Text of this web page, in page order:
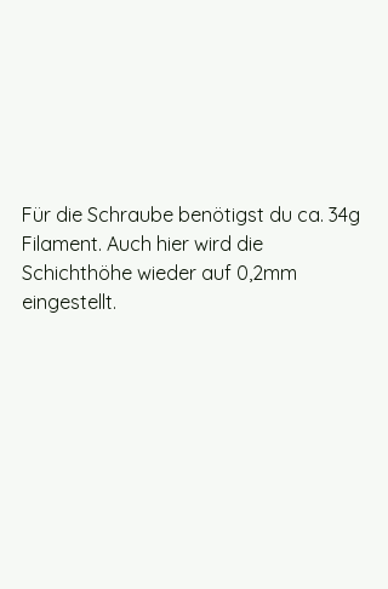
Für die Schraube benötigst du ca. 34g
Filament. Auch hier wird die
Schichthöhe wieder auf 0,2mm
eingestellt.